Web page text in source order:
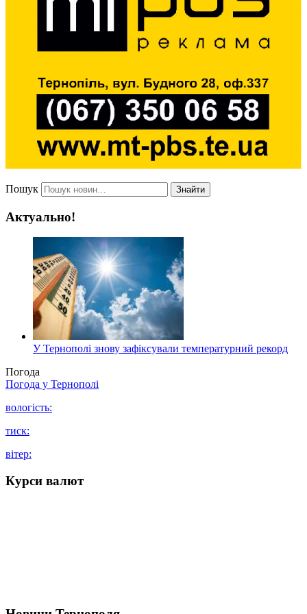
Пошук Знайти
Актуально!
У Тернополі знову зафіксували температурний рекорд
Погода
Погода у Тернополі
вологість:
тиск:
вітер:
Курси валют